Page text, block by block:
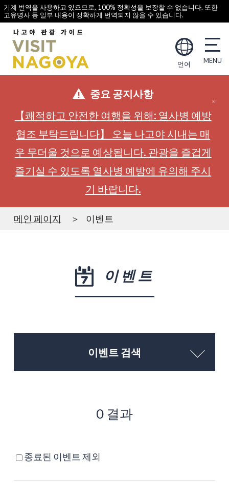
기계 번역을 사용하고 있으므로, 100% 정확성을 보장할 수 없습니다. 또한
고유명사 등 일부 내용이 정확하게 번역되지 않을 수 있습니다.
언어
중요 공지사항
【쾌적하고 안전한 여행을 위해: 열사병 예방
협조 부탁드립니다】 오늘 나고야 시내는 매
우 무더울 것으로 예상됩니다. 관광을 즐겁게
즐기실 수 있도록 열사병 예방에 유의해 주시
기 바랍니다.
메인 페이지 이벤트
이벤트
이벤트 검색
0 결과
종료된 이벤트 제외